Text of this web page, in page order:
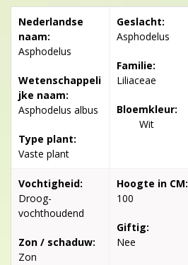
Nederlandse
naam:
Asphodelus
Wetenschappeli
jke naam:
Asphodelus albus
Type plant:
Vaste plant
Geslacht:
Asphodelus
Familie:
Liliaceae
Bloemkleur:
Wit
Vochtigheid:
Droog-
vochthoudend
Zon / schaduw:
Zon
Hoogte in CM:
100
Giftig:
Nee